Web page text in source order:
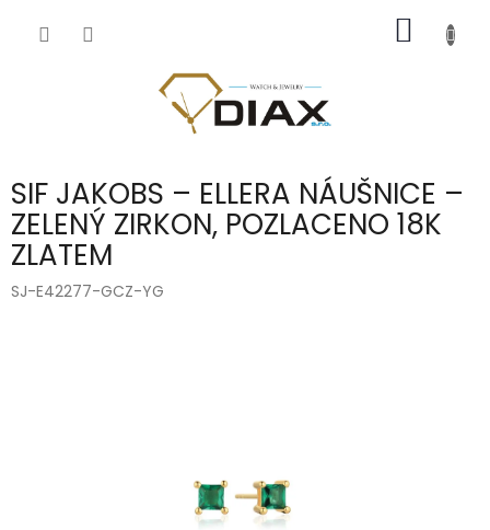
KOŠÍK
SIF JAKOBS – ELLERA NÁUŠNICE –
ZELENÝ ZIRKON, POZLACENO 18K
ZLATEM
SJ-E42277-GCZ-YG